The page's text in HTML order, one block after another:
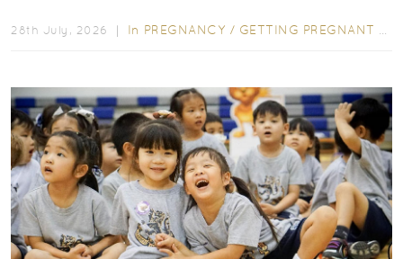
28th July, 2026 ｜ In PREGNANCY / GETTING PREGNANT